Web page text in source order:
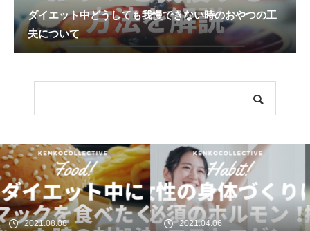
ダイエット中どうしても我慢できない時のおやつの工
夫について
2021.04.06
2021.03.29